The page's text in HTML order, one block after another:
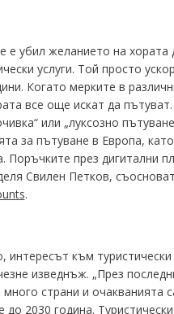
е убил желанието на
услуги. Той просто
Когато мерките в
все още искат да
или „луксозно
за пътуване в Европа,
Поръчките през дигитални
Свилен Петков,
.
интересът към
изведнъж. „През
много страни и очакванията
до 2030 година.